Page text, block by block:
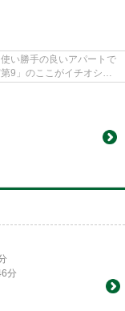
い勝手の良いアパートで
9」のここがイチオシ！
分